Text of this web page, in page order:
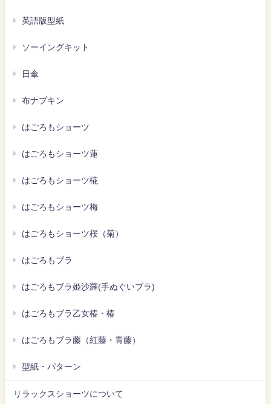
英語版型紙
ソーイングキット
日傘
布ナプキン
はごろもショーツ
はごろもショーツ蓮
はごろもショーツ椛
はごろもショーツ梅
はごろもショーツ桜（菊）
はごろもブラ
はごろもブラ姫沙羅(手ぬぐいブラ)
はごろもブラ乙女椿・椿
はごろもブラ藤（紅藤・青藤）
型紙・パターン
リラックスショーツについて